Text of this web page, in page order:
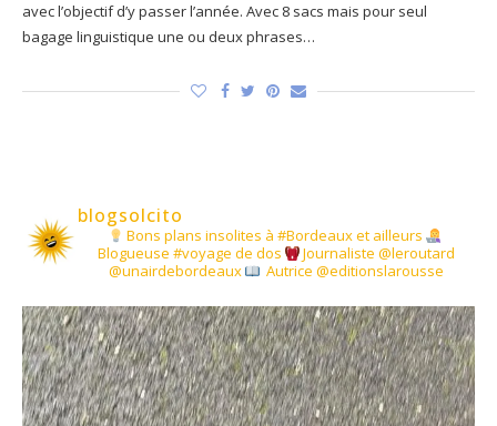
avec l’objectif d’y passer l’année. Avec 8 sacs mais pour seul
bagage linguistique une ou deux phrases…
blogsolcito
Bons plans insolites à #Bordeaux et ailleurs
Blogueuse #voyage de dos
Journaliste @leroutard
@unairdebordeaux
Autrice @editionslarousse